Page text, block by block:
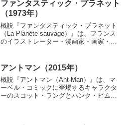
ファンタスティック・プラネット
（1973年）
概説『ファンタスティック・プラネット
（La Planète sauvage）』は、フランス
のイラストレーター・漫画家・画家・作
ルーによるフランス・チェコスロヴァキ
ア合作...
アントマン（2015年）
概説『アントマン（Ant-Man）』は、マ
ーベル・コミックに登場するキャラクタ
ーのスコット・ラングとハンク・ピムを